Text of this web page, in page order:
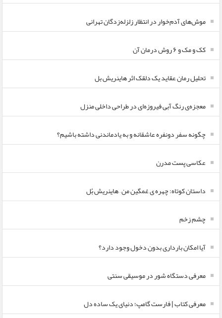
موش‌های آدم‌خوار در انتظار زلزله‌زدگان تهرانی
کک و مک و ۶ روش درمان آن
تحلیل رمان عقاید یک دلقک اثر هاینریش بل
معجزه‌ی رنگ آبی فیروزه‌ای در طراحی داخلی منزل
چگونه سفر دونفره عاشقانه و به یادماندنی داشته باشیم؟
عکاسی پست مدرن
داستان کوتاه: چهره ی غمگین من – هاینریش بُل
چشم زخم
آیا امکان بارداری بدون دخول وجود دارد؟
معرفی دستگاه شور در موسیقی سنتی
معرفی کتاب | فارست گامپ؛ دنیای یک ساده دل